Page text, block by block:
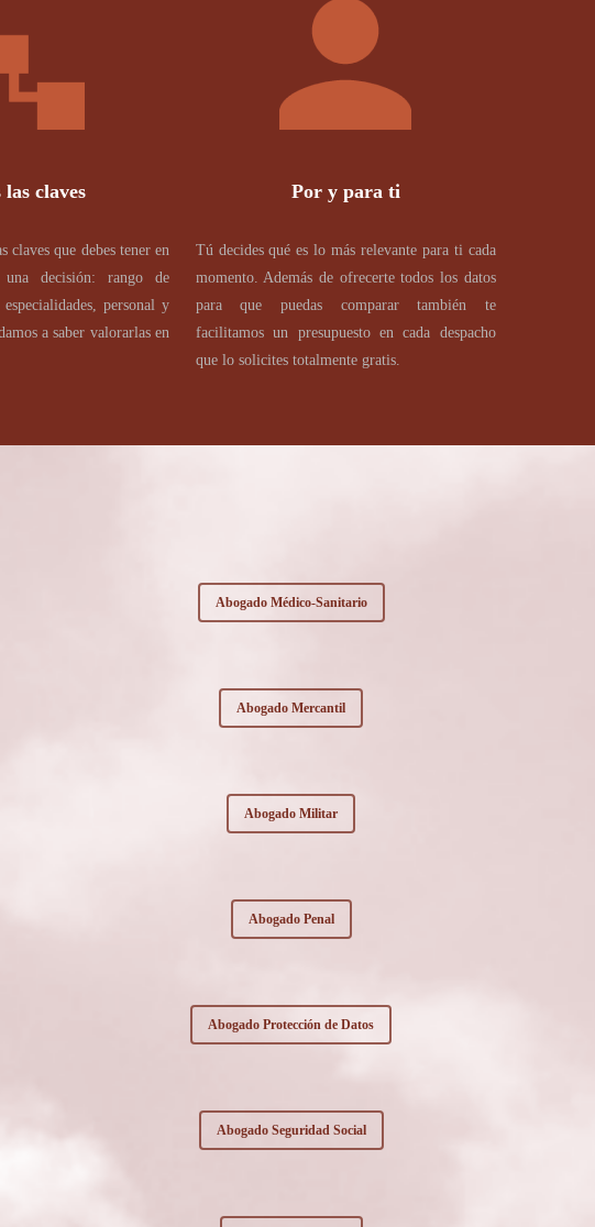
las claves
claves que debes tener en
decisión: rango de
personal y
a saber valorarlas en
Por y para ti
Tú decides qué es lo más relevante para ti cada
momento. Además de ofrecerte todos los datos
para que puedas comparar también te
facilitamos un presupuesto en cada despacho
que lo solicites totalmente gratis.
Abogado Médico-Sanitario
Abogado Mercantil
Abogado Militar
Abogado Penal
Abogado Protección de Datos
Abogado Seguridad Social